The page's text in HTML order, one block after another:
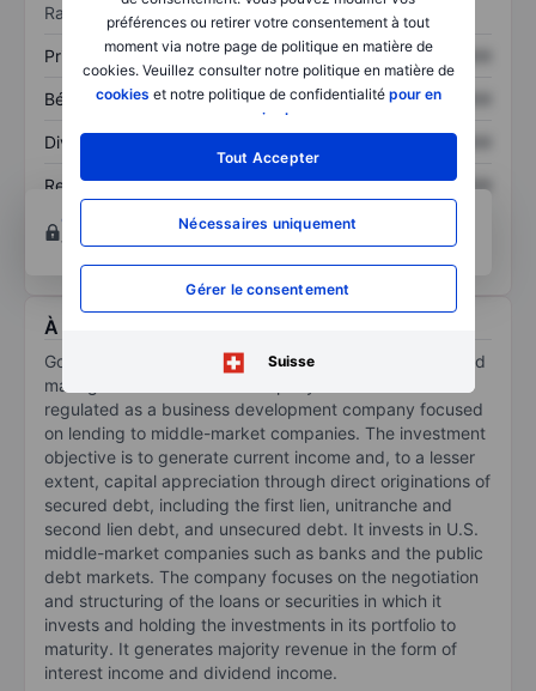
préférences ou retirer votre consentement à tout
moment via notre page de politique en matière de
cookies. Veuillez consulter notre politique en matière de
cookies et notre politique de confidentialité pour en
savoir plus
Tout Accepter
Nécessaires uniquement
Gérer le consentement
Suisse
Ratios
Prix / ventes XXXXXXX XXXXXXX
Bénéfice par action XXXXXXX XXXXXXX
Dividende par action XXXXXXX
Rendement des
capitaux propres
XXXXXXX
XXXXXXX
Ouvrir un comptepour accéder à d’autres outils
techniques et d’analyse.
À propos Goldman Sachs BDC Inc.
Goldman Sachs BDC Inc is a non-diversified, closed-end
management investment company that elected to be
regulated as a business development company focused
on lending to middle-market companies. The investment
objective is to generate current income and, to a lesser
extent, capital appreciation through direct originations of
secured debt, including the first lien, unitranche and
second lien debt, and unsecured debt. It invests in U.S.
middle-market companies such as banks and the public
debt markets. The company focuses on the negotiation
and structuring of the loans or securities in which it
invests and holding the investments in its portfolio to
maturity. It generates majority revenue in the form of
interest income and dividend income.